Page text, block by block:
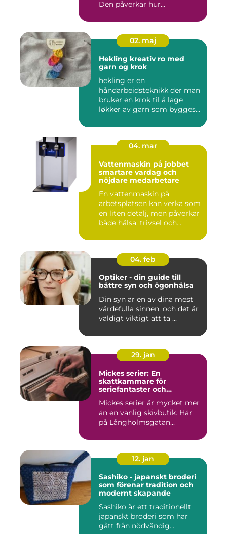
Den påverkar hur...
02. maj
Hekling kreativ ro med
garn og krok
hekling er en
håndarbeidsteknikk der man
bruker en krok til å lage
løkker av garn som bygges
04. mar
Vattenmaskin på jobbet
smartare vardag och
nöjdare medarbetare
En vattenmaskin på
arbetsplatsen kan verka som
en liten detalj, men påverkar
både hälsa, trivsel och...
04. feb
Optiker - din guide till
bättre syn och ögonhälsa
Din syn är en av dina mest
värdefulla sinnen, och det är
väldigt viktigt att ta ...
29. jan
Mickes serier: En
skattkammare för
seriefantaster och
Mickes serier är mycket mer
än en vanlig skivbutik. Här
på Långholmsgatan...
12. jan
Sashiko - japanskt broderi
som förenar tradition och
modernt skapande
Sashiko är ett traditionellt
japanskt broderi som har
gått från nödvändig...